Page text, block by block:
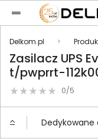
Delkom.pl
Zasilacz UPS
t/pwprrt-
0/5
Dedykowane